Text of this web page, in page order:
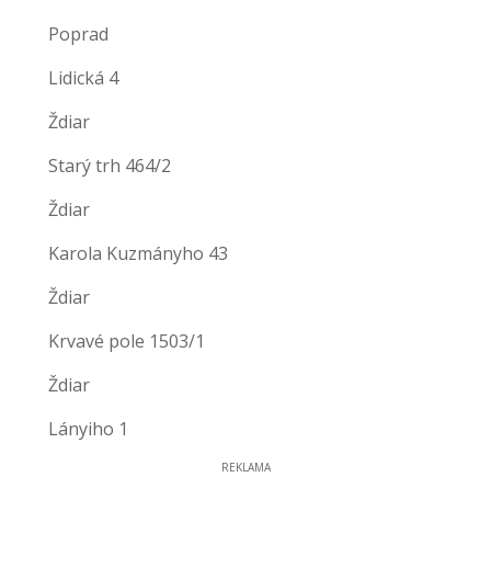
Poprad
Lidická 4
Ždiar
Starý trh 464/2
Ždiar
Karola Kuzmányho 43
Ždiar
Krvavé pole 1503/1
Ždiar
Lányiho 1
REKLAMA